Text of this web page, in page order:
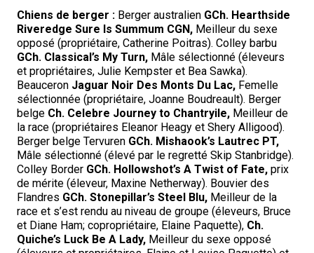
Chiens de berger : Berger australien GCh. Hearthside
Riveredge Sure Is Summum CGN, Meilleur du sexe
opposé (propriétaire, Catherine Poitras). Colley barbu
GCh. Classical’s My Turn, Mâle sélectionné (éleveurs
et propriétaires, Julie Kempster et Bea Sawka).
Beauceron Jaguar Noir Des Monts Du Lac, Femelle
sélectionnée (propriétaire, Joanne Boudreault). Berger
belge Ch. Celebre Journey to Chantryile, Meilleur de
la race (propriétaires Eleanor Heagy et Shery Alligood).
Berger belge Tervuren GCh. Mishaook’s Lautrec PT,
Mâle sélectionné (élevé par le regretté Skip Stanbridge).
Colley Border GCh. Hollowshot’s A Twist of Fate, prix
de mérite (éleveur, Maxine Netherway). Bouvier des
Flandres GCh. Stonepillar’s Steel Blu, Meilleur de la
race et s’est rendu au niveau de groupe (éleveurs, Bruce
et Diane Ham; copropriétaire, Elaine Paquette), Ch.
Quiche’s Luck Be A Lady, Meilleur du sexe opposé